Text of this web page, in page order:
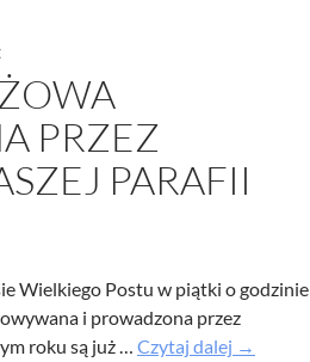
PRZEZ
PARAFII
Wielkiego Postu w piątki o godzinie
i prowadzona przez
roku są już … Czytaj dalej Droga
→